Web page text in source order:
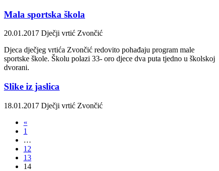
Mala sportska škola
20.01.2017 Dječji vrtić Zvončić
Djeca dječjeg vrtića Zvončić redovito pohađaju program male
sportske škole. Školu polazi 33- oro djece dva puta tjedno u školskoj
dvorani.
Slike iz jaslica
18.01.2017 Dječji vrtić Zvončić
«
1
…
12
13
14